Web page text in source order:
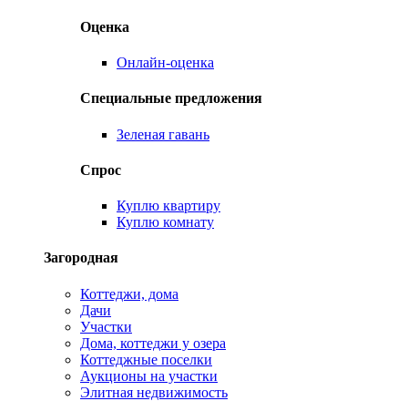
Оценка
Онлайн-оценка
Специальные предложения
Зеленая гавань
Спрос
Куплю квартиру
Куплю комнату
Загородная
Коттеджи, дома
Дачи
Участки
Дома, коттеджи у озера
Коттеджные поселки
Аукционы на участки
Элитная недвижимость